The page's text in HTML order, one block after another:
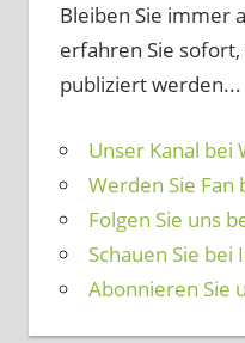
Bleiben Sie immer
erfahren Sie
publiziert werden...
Unser Kanal bei
Werden Sie Fan
Folgen Sie uns
Schauen Sie
Abonnieren Sie